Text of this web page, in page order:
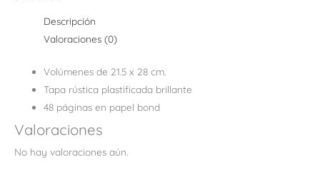
Descripción
Valoraciones (0)
Volúmenes de 21.5 x 28 cm.
Tapa rústica plastificada brillante
48 páginas en papel bond
Valoraciones
No hay valoraciones aún.